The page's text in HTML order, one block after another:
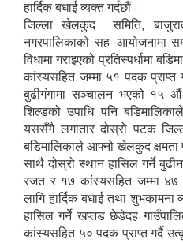
हार्दिक बधाई व्यक्त गर्दछौं।
जिल्ला खेलकुद समिति,
नगरपालिकाको सह–आयोजनामा
विधामा गराइएको प्रतिस्पर्धामा
कांस्यसहित जम्मा ५१ पदक प्राप्त
बुढीगंगामा सञ्चालन भएको १५ औं
शिल्डको उपाधि पनि
यससँगै लगातार दोस्रो पटक
बडिमालिकाले आफ्नो खेलकुद क्षमता
साथै दोस्रो स्थान हासिल गर्ने
रजत र १७ कांस्यसहित जम्मा
लागि हार्दिक बधाई तथा शुभकामना
हासिल गर्ने खप्तड छेडेदह
कांस्यसहित ५० पदक प्राप्त गर्दै